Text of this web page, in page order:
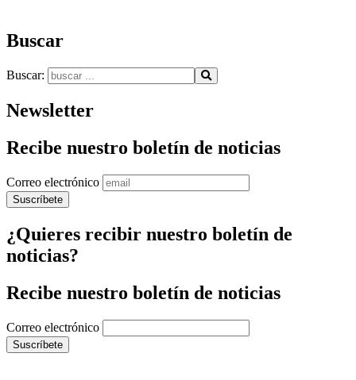
Buscar
Buscar:
Newsletter
Recibe nuestro boletín de noticias
Correo electrónico
¿Quieres recibir nuestro boletín de
noticias?
Recibe nuestro boletín de noticias
Correo electrónico